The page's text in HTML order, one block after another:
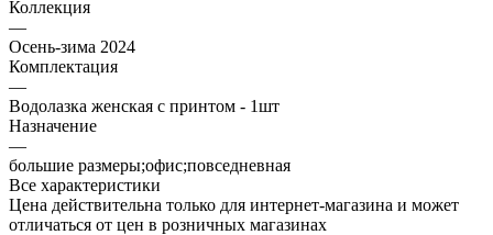
Коллекция
—
Осень-зима 2024
Комплектация
—
Водолазка женская с принтом - 1шт
Назначение
—
большие размеры;офис;повседневная
Все характеристики
Цена действительна только для интернет-магазина и может
отличаться от цен в розничных магазинах